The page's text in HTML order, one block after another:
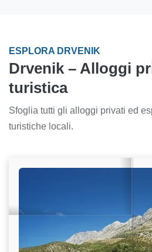
ESPLORA DRVENIK
Drvenik – Alloggi
turistica
Sfoglia tutti gli alloggi privati ed
turistiche locali.